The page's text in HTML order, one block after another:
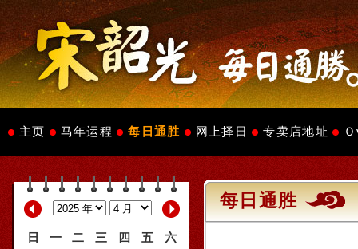
主页 马年运程 每日通胜 网上择日 专卖店地址
日 一 二 三 四 五
六
每日通胜